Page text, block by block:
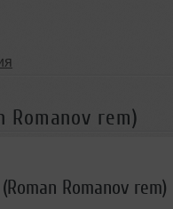
Romanov rem)
Romanov rem)